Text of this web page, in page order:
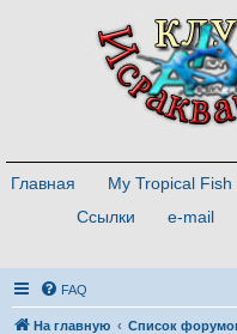
Главная My Tropical Fish
Ссылки
e-mail
FAQ
На главную Список